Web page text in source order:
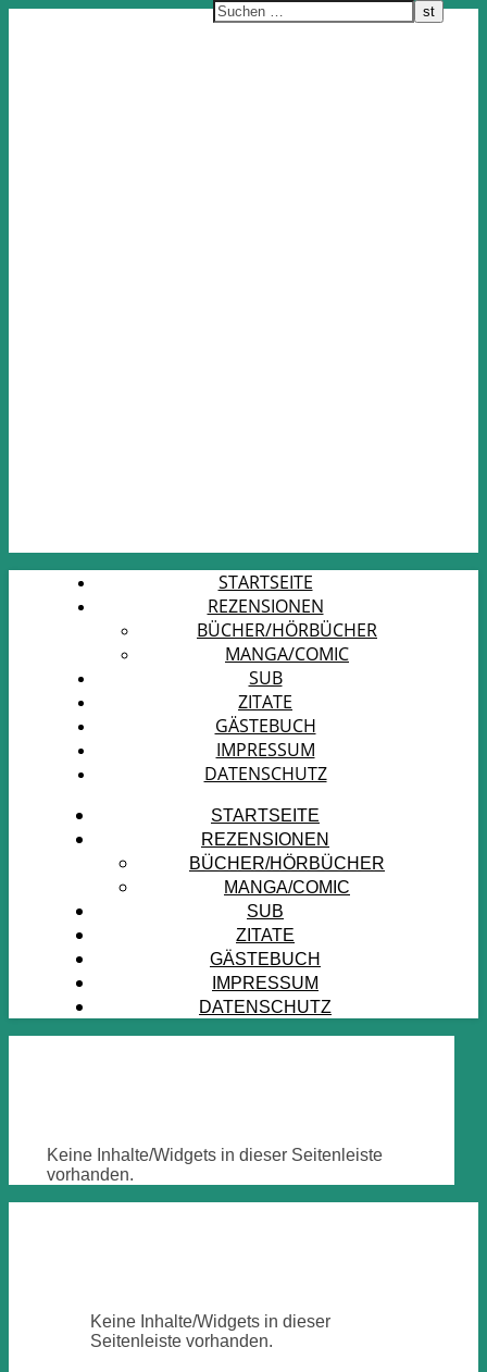
STARTSEITE
REZENSIONEN
BÜCHER/HÖRBÜCHER
MANGA/COMIC
SUB
ZITATE
GÄSTEBUCH
IMPRESSUM
DATENSCHUTZ
STARTSEITE
REZENSIONEN
BÜCHER/HÖRBÜCHER
MANGA/COMIC
SUB
ZITATE
GÄSTEBUCH
IMPRESSUM
DATENSCHUTZ
Keine Inhalte/Widgets in dieser Seitenleiste
vorhanden.
Keine Inhalte/Widgets in dieser
Seitenleiste vorhanden.